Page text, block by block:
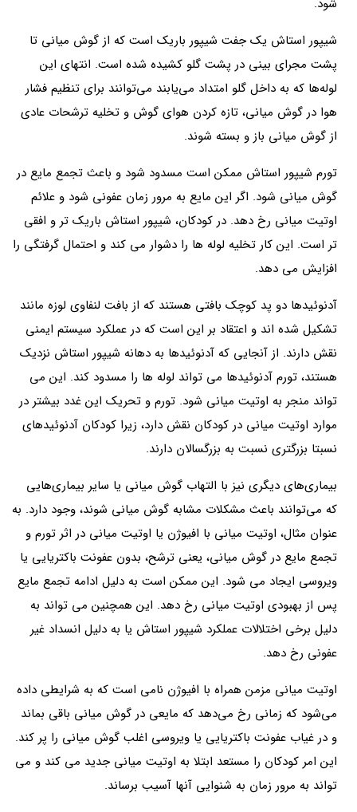
شود.
شیپور استاش یک جفت شیپور باریک است که از گوش میانی تا
پشت مجرای بینی در پشت گلو کشیده شده است. انتهای این
لوله‌ها که به داخل گلو امتداد می‌یابند می‌توانند برای تنظیم فشار
هوا در گوش میانی، تازه کردن هوای گوش و تخلیه ترشحات عادی
از گوش میانی باز و بسته شوند.
تورم شیپور استاش ممکن است مسدود شود و باعث تجمع مایع در
گوش میانی شود. اگر این مایع به مرور زمان عفونی شود و علائم
اوتیت میانی رخ دهد. در کودکان، شیپور استاش باریک تر و افقی
تر است. این کار تخلیه لوله ها را دشوار می کند و احتمال گرفتگی را
افزایش می دهد.
آدنوئیدها دو پد کوچک بافتی هستند که از بافت لنفاوی لوزه مانند
تشکیل شده اند و اعتقاد بر این است که در عملکرد سیستم ایمنی
نقش دارند. از آنجایی که آدنوئیدها به دهانه شیپور استاش نزدیک
هستند، تورم آدنوئیدها می تواند لوله ها را مسدود کند. این می
تواند منجر به اوتیت میانی شود. تورم و تحریک این غدد بیشتر در
موارد اوتیت میانی در کودکان نقش دارد، زیرا کودکان آدنوئیدهای
نسبتا بزرگتری نسبت به بزرگسالان دارند.
بیماری‌های دیگری نیز با التهاب گوش میانی یا سایر بیماری‌هایی
که می‌توانند باعث مشکلات مشابه گوش میانی شوند، وجود دارد. به
عنوان مثال، اوتیت میانی با افیوژن یا اوتیت میانی در اثر تورم و
تجمع مایع در گوش میانی، یعنی ترشح، بدون عفونت باکتریایی یا
ویروسی ایجاد می شود. این ممکن است به دلیل ادامه تجمع مایع
پس از بهبودی اوتیت میانی رخ دهد. این همچنین می تواند به
دلیل برخی اختلالات عملکرد شیپور استاش یا به دلیل انسداد غیر
عفونی رخ دهد.
اوتیت میانی مزمن همراه با افیوژن نامی است که به شرایطی داده
می‌شود که زمانی رخ می‌دهد که مایعی در گوش میانی باقی بماند
و در غیاب عفونت باکتریایی یا ویروسی اغلب گوش میانی را پر کند.
این امر کودکان را مستعد ابتلا به اوتیت میانی جدید می کند و می
تواند به مرور زمان به شنوایی آنها آسیب برساند.